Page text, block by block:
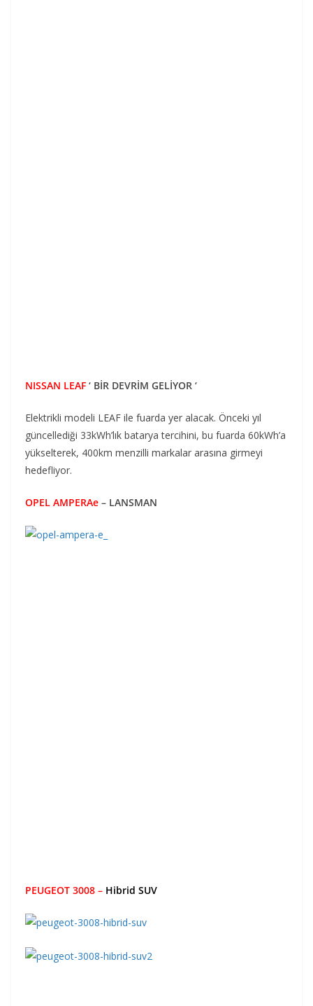
NISSAN LEAF ‘ BİR DEVRİM GELİYOR ‘
Elektrikli modeli LEAF ile fuarda yer alacak. Önceki yıl
güncellediği 33kWh’lık batarya tercihini, bu fuarda 60kWh’a
yükselterek, 400km menzilli markalar arasına girmeyi
hedefliyor.
OPEL AMPERAe – LANSMAN
PEUGEOT 3008 – Hibrid SUV